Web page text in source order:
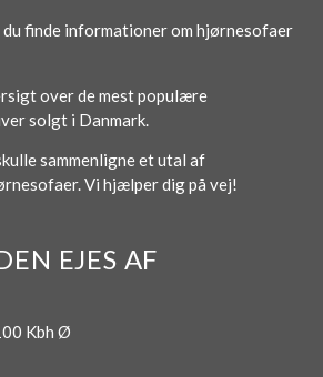
du finde informationer om hjørnesofaer
over de mest populære
solgt i Danmark.
sammenligne et utal af
Vi hjælper dig på vej!
EJES AF
Kbh Ø